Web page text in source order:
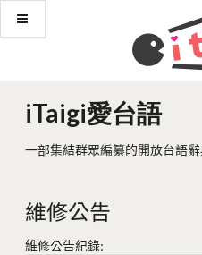
iTaigi愛台語
一部集結群眾編纂的開放台語
維修公告
維修公告紀錄: